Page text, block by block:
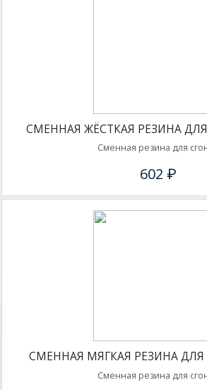
СМЕННАЯ ЖЁСТКАЯ РЕЗИНА
Сменная резина для
602 ₽
СМЕННАЯ МЯГКАЯ РЕЗИНА ДЛЯ
Сменная резина для